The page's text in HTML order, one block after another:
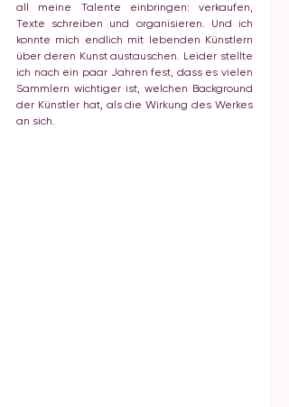
all meine Talente einbringen: verkaufen,
Texte schreiben und organisieren. Und ich
konnte mich endlich mit lebenden Künstlern
über deren Kunst austauschen. Leider stellte
ich nach ein paar Jahren fest, dass es vielen
Sammlern wichtiger ist, welchen Background
der Künstler hat, als die Wirkung des Werkes
an sich.